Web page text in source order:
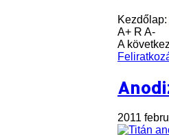
Kezdőlap:
A+ R A-
A
2011